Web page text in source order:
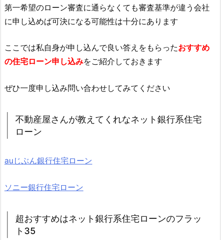
第一希望のローン審査に通らなくても審査基準が違う会社
に申し込めば可決になる可能性は十分にあります
ここでは私自身が申し込んで良い答えをもらったおすすめ
の住宅ローン申し込みをご紹介しておきます
ぜひ一度申し込み問い合わせしてみてください
不動産屋さんが教えてくれなネット銀行系住宅
ローン
auじぶん銀行住宅ローン
ソニー銀行住宅ローン
超おすすめはネット銀行系住宅ローンのフラッ
ト35